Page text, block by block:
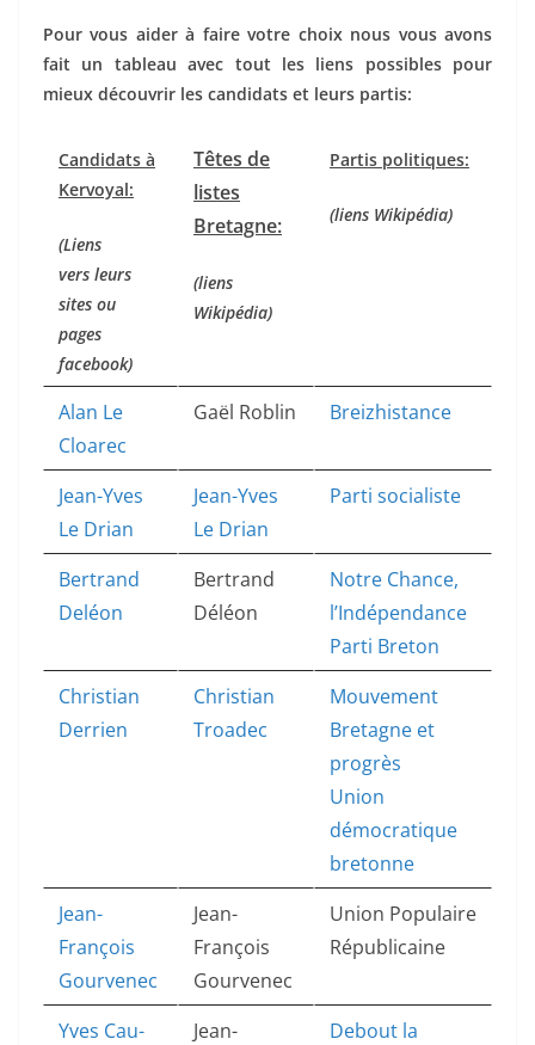
Pour vous aider à faire votre choix nous vous avons
fait un tableau avec tout les liens possibles pour
mieux découvrir les candidats et leurs partis:
Candidats à
Kervoyal:
(Liens
vers leurs
sites ou
pages
facebook)
Têtes de
listes
Bretagne:
(liens
Wikipédia)
Partis politiques:
(liens Wikipédia)
Alan Le
Cloarec
Gaël Roblin Breizhistance
Jean-Yves
Le Drian
Jean-Yves
Le Drian
Parti socialiste
Bertrand
Deléon
Bertrand
Déléon
Notre Chance,
l’Indépendance
Parti Breton
Christian
Derrien
Christian
Troadec
Mouvement
Bretagne et
progrès
Union
démocratique
bretonne
Jean-
François
Gourvenec
Jean-
François
Gourvenec
Union Populaire
Républicaine
Yves Cau-
Jean-
Debout la